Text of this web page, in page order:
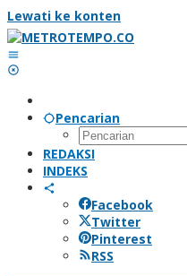
Lewati ke konten
Pencarian
REDAKSI
INDEKS
Facebook
Twitter
Pinterest
RSS